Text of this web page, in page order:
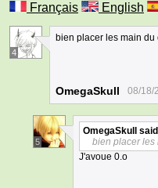
Français
English
4
bien placer les main
OmegaSkull 08/18/
5
OmegaSkull
bien placer les
J'avoue 0.o